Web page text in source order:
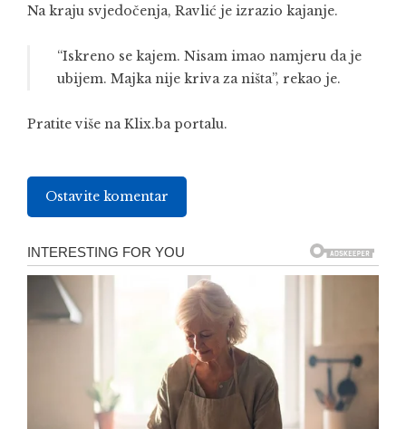
Na kraju svjedočenja, Ravlić je izrazio kajanje.
“Iskreno se kajem. Nisam imao namjeru da je
ubijem. Majka nije kriva za ništa”, rekao je.
Pratite više naKlix.baportalu.
Ostavite komentar